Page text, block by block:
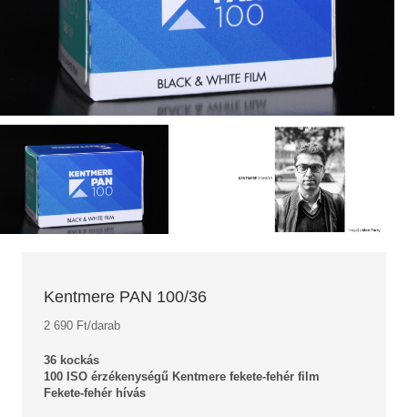
Kentmere PAN 100/36
2 690 Ft/darab
36 kockás
100 ISO érzékenységű Kentmere fekete-fehér film
Fekete-fehér hívás